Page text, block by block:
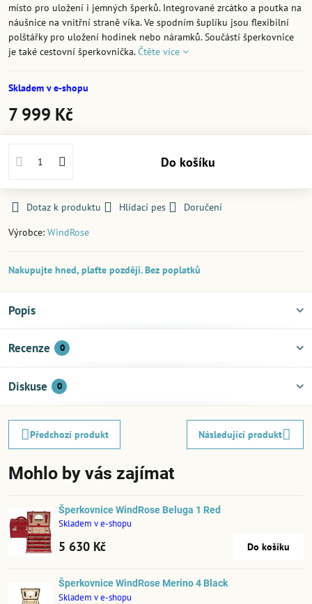
místo pro uložení i jemných šperků. Integrované zrcátko a poutka na
náušnice na vnitřní straně víka. Ve spodním šuplíku jsou flexibilní
polštářky pro uložení hodinek nebo náramků. Součástí šperkovnice
je také cestovní šperkovnička.Čtěte více
Skladem v e-shopu
7 999 Kč
Do košíku
Dotaz k produktu Hlídací pes
Doručení
Výrobce: WindRose
Nakupujte hned, plaťte později. Bez poplatků
Popis
Recenze 0
Diskuse 0
Předchozí produkt Následující produkt
Mohlo by vás zajímat
Šperkovnice WindRose Beluga 1 Red
Skladem v e-shopu
5 630 Kč Do košíku
Šperkovnice WindRose Merino 4 Black
Skladem v e-shopu